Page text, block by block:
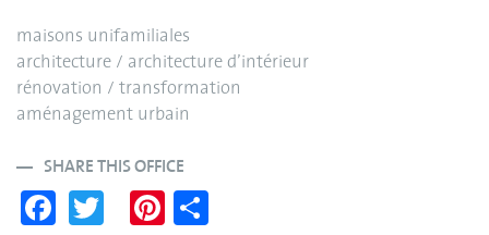
maisons unifamiliales
architecture / architecture d’intérieur
rénovation / transformation
aménagement urbain
SHARE THIS OFFICE
Fa Pi